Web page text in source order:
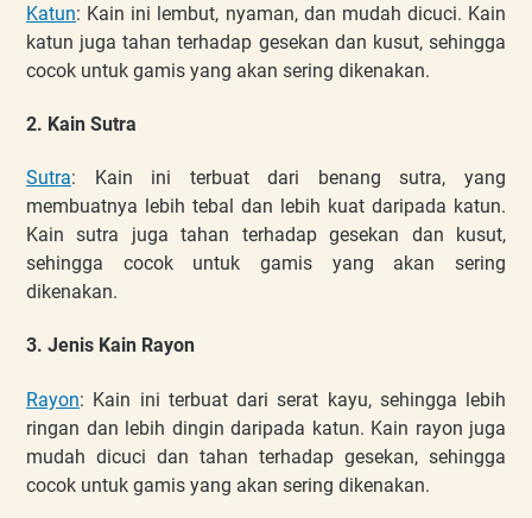
Katun: Kain ini lembut, nyaman, dan mudah dicuci. Kain
katun juga tahan terhadap gesekan dan kusut, sehingga
cocok untuk gamis yang akan sering dikenakan.
2. Kain Sutra
Sutra: Kain ini terbuat dari benang sutra, yang
membuatnya lebih tebal dan lebih kuat daripada katun.
Kain sutra juga tahan terhadap gesekan dan kusut,
sehingga cocok untuk gamis yang akan sering
dikenakan.
3. Jenis Kain Rayon
Rayon: Kain ini terbuat dari serat kayu, sehingga lebih
ringan dan lebih dingin daripada katun. Kain rayon juga
mudah dicuci dan tahan terhadap gesekan, sehingga
cocok untuk gamis yang akan sering dikenakan.